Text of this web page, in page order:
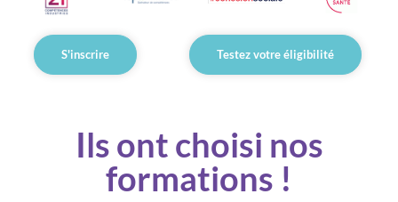
S'inscrire Testez votre éligibilité
Ils ont choisi nos
formations !